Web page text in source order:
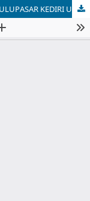
PEMBUATAN JAMBAN SEHAT DI RA YPSM BULUPASAR KEDIRI UNTUK MENANAMKAN SIKAP BERPERILAKU SEHAT SEJAK DINI PADA ANAK-ANAK